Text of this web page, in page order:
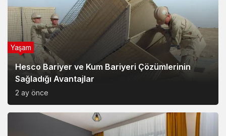
Hesco Bariyer ve Kum Bariyeri Çözümlerinin
Sağladığı Avantajlar
2 ay önce
Yaşam